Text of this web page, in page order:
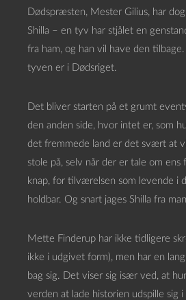
Dødspræsten, Mester Gilius, har
Shilla – en tyv har stjålet en
fra ham, og han vil have den
tyven er i Dødsriget.
Det bliver starten på et grumt
den anden side, hvor intet er, som
det fremmede land er det svært at
stole på, selv når der er tale om
knap, for tilværelsen som levende i
holdbar. Og snart jages Shilla fra
Mette Finderup har ikke tidligere
ikke i udgivet form), men har en
bag sig. Det viser sig især ved, at
verden at lade historien udspille sig